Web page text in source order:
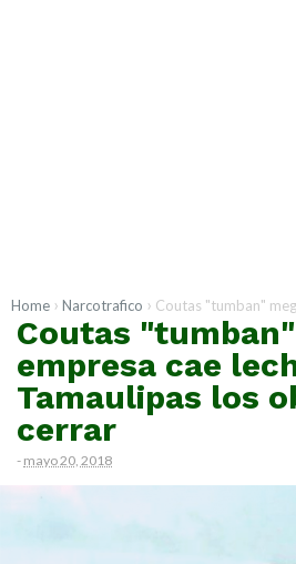
Home › Narcotrafico › Coutas "tumban" mega empresa
Coutas
empresa cae
Tamaulipas los
cerrar
- mayo 20, 2018